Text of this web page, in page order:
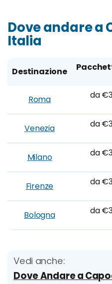
Dove andare a
Italia
Destinazione
Roma
da
Venezia da
Milano da
Firenze da
Bologna da
Vedi anche:
Dove Andare a